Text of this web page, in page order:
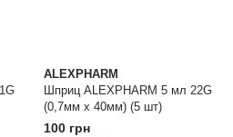
ALEXPHARM
Шприц ALEXPHARM 5 мл 22G
(0,7мм х 40мм) (5 шт)
100 грн